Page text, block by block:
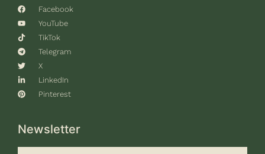
Facebook
YouTube
TikTok
Telegram
X
LinkedIn
Pinterest
Newsletter